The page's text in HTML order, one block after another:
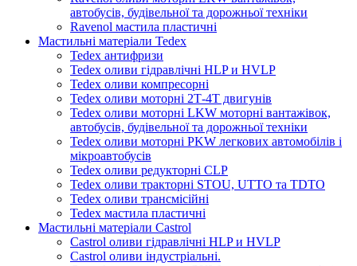
автобусів, будівельної та дорожньої техніки
Ravenol мастила пластичні
Мастильні матеріали Tedex
Tedex антифризи
Tedex оливи гідравлічні HLP и HVLP
Tedex оливи компресорні
Tedex оливи моторні 2Т-4Т двигунів
Tedex оливи моторні LKW моторні вантажівок,
автобусів, будівельної та дорожньої техніки
Tedex оливи моторні PKW легкових автомобілів і
мікроавтобусів
Tedex оливи редукторні CLP
Tedex оливи тракторні STOU, UTTO та TDTO
Tedex оливи трансмісійні
Tedex мастила пластичні
Мастильні матеріали Castrol
Castrol оливи гідравлічні HLP и HVLP
Castrol оливи індустріальні.